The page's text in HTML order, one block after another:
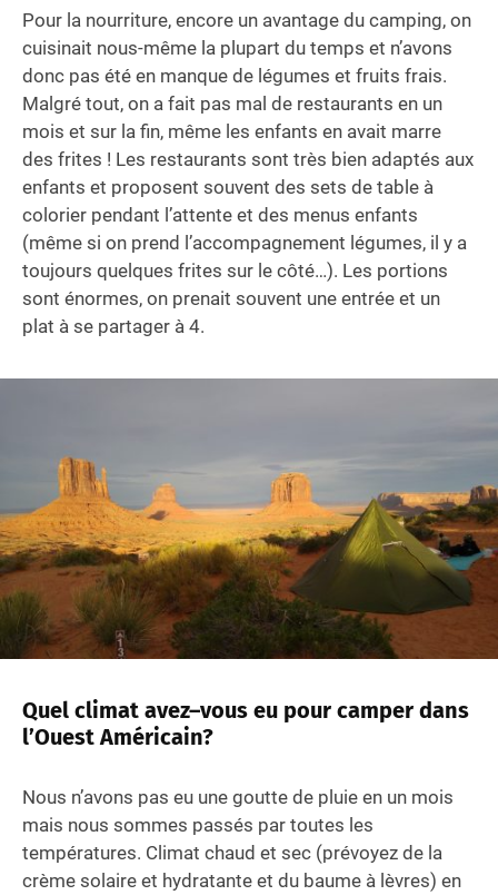
Pour la nourriture, encore un avantage du camping, on
cuisinait nous-même la plupart du temps et n’avons
donc pas été en manque de légumes et fruits frais.
Malgré tout, on a fait pas mal de restaurants en un
mois et sur la fin, même les enfants en avait marre
des frites ! Les restaurants sont très bien adaptés aux
enfants et proposent souvent des sets de table à
colorier pendant l’attente et des menus enfants
(même si on prend l’accompagnement légumes, il y a
toujours quelques frites sur le côté…). Les portions
sont énormes, on prenait souvent une entrée et un
plat à se partager à 4.
Quel climat avez–vous eu pour camper dans
l’Ouest Américain?
Nous n’avons pas eu une goutte de pluie en un mois
mais nous sommes passés par toutes les
températures. Climat chaud et sec (prévoyez de la
crème solaire et hydratante et du baume à lèvres) en